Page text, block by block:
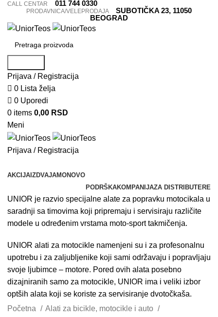
CALL CENTAR 011 744 0330
PRODAVNICA/VELEPRODAJA
SUBOTIČKA 23, 11050
BEOGRAD
Prijava / Registracija
0 Lista želja
0 Uporedi
0 items 0,00 RSD
Meni
Prijava / Registracija
AKCIJAIZDVAJAMONOVO
PODRŠKAKOMPANIJAZA DISTRIBUTERE
UNIOR je razvio specijalne alate za popravku motocikala u
saradnji sa timovima koji pripremaju i servisiraju različite
modele u određenim vrstama moto-sport takmičenja.
UNIOR alati za motocikle namenjeni su i za profesonalnu
upotrebu i za zaljubljenike koji sami održavaju i popravljaju
svoje ljubimce – motore. Pored ovih alata posebno
dizajniranih samo za motocikle, UNIOR ima i veliki izbor
optših alata koji se koriste za servisiranje dvotočkaša.
Početna
Alati za bicikle, motocikle i auto